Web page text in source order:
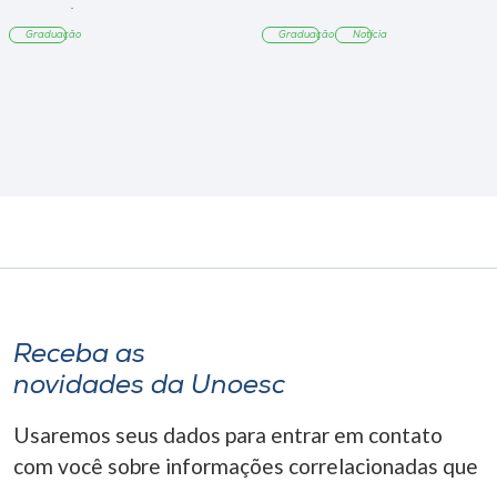
Graduação Graduação Notícia
Receba as
novidades da Unoesc
Usaremos seus dados para entrar em contato
com você sobre informações correlacionadas que